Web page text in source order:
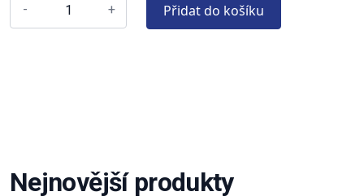
- + Přidat do košíku
Nejnovější produkty